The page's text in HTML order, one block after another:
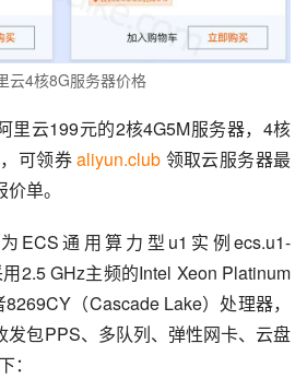
云4核8G服务器价格
里云199元的2核4G5M服务器，4核
可领券 aliyun.club 领取云服务器最
单。
ECS通用算力型u1实例ecs.u1-
2.5 GHz主频的Intel Xeon Platinum
（Cascade Lake）处理器，
发包PPS、多队列、弹性网卡、云盘
：